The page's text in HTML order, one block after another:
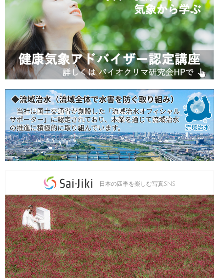
日本の四季を楽しむ写真SNS